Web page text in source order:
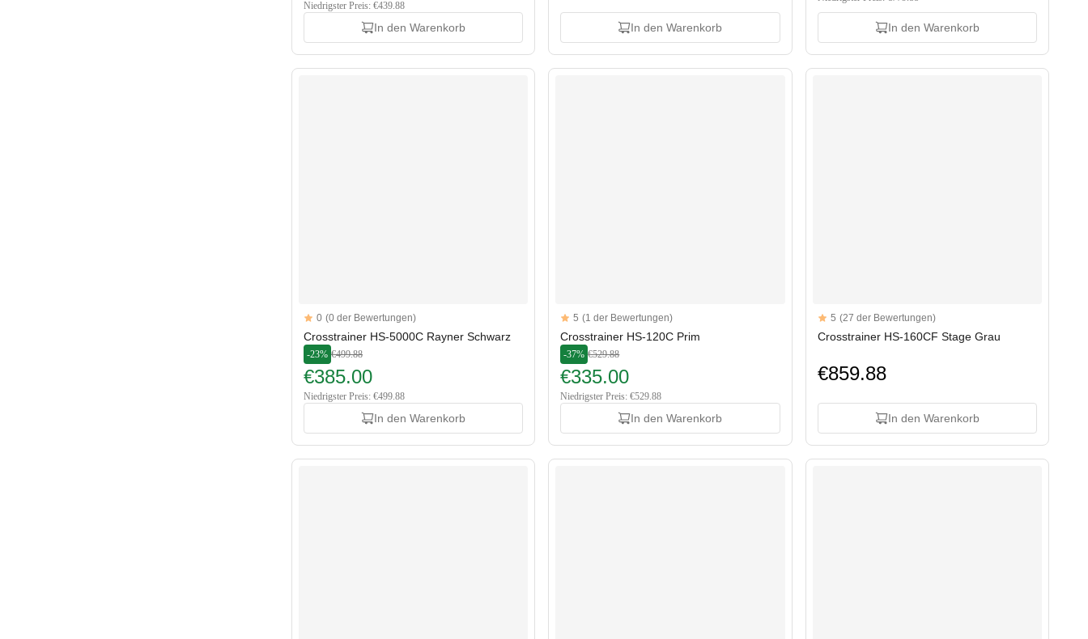
Niedrigster Preis: €439.88
In den Warenkorb In den Warenkorb In den Warenkorb
Reviews
0 (0 der Bewertungen)
Crosstrainer HS-5000C Rayner Schwarz
-23% €499.88
€385.00
Niedrigster Preis: €499.88
In den Warenkorb
Reviews
5 out of 5 stars
5 (1 der Bewertungen)
Crosstrainer HS-120C Prim
-37% €529.88
€335.00
Niedrigster Preis: €529.88
In den Warenkorb
Reviews
5 out of 5 stars
5 (27 der Bewertungen)
Crosstrainer HS-160CF Stage Grau
€859.88
In den Warenkorb